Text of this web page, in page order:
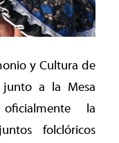
y Cultura de
junto a la Mesa
la
folclóricos